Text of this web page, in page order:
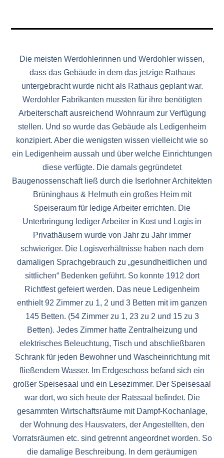
Die meisten Werdohlerinnen und Werdohler wissen,
dass das Gebäude in dem das jetzige Rathaus
untergebracht wurde nicht als Rathaus geplant war.
Werdohler Fabrikanten mussten für ihre benötigten
Arbeiterschaft ausreichend Wohnraum zur Verfügung
stellen. Und so wurde das Gebäude als Ledigenheim
konzipiert. Aber die wenigsten wissen vielleicht wie so
ein Ledigenheim aussah und über welche Einrichtungen
diese verfügte. Die damals gegründetet
Baugenossenschaft ließ durch die Iserlohner Architekten
Brüninghaus & Helmuth ein großes Heim mit
Speiseraum für ledige Arbeiter errichten. Die
Unterbringung lediger Arbeiter in Kost und Logis in
Privathäusern wurde von Jahr zu Jahr immer
schwieriger. Die Logisverhältnisse haben nach dem
damaligen Sprachgebrauch zu „gesundheitlichen und
sittlichen“ Bedenken geführt. So konnte 1912 dort
Richtfest gefeiert werden. Das neue Ledigenheim
enthielt 92 Zimmer zu 1, 2 und 3 Betten mit im ganzen
145 Betten. (54 Zimmer zu 1, 23 zu 2 und 15 zu 3
Betten). Jedes Zimmer hatte Zentralheizung und
elektrisches Beleuchtung, Tisch und abschließbaren
Schrank für jeden Bewohner und Wascheinrichtung mit
fließendem Wasser. Im Erdgeschoss befand sich ein
großer Speisesaal und ein Lesezimmer. Der Speisesaal
war dort, wo sich heute der Ratssaal befindet. Die
gesammten Wirtschaftsräume mit Dampf-Kochanlage,
der Wohnung des Hausvaters, der Angestellten, den
Vorratsräumen etc. sind getrennt angeordnet worden. So
die damalige Beschreibung. In dem geräumigen